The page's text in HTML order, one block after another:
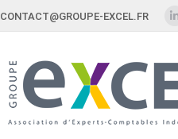
CONTACT@GROUPE-EXCEL.FR